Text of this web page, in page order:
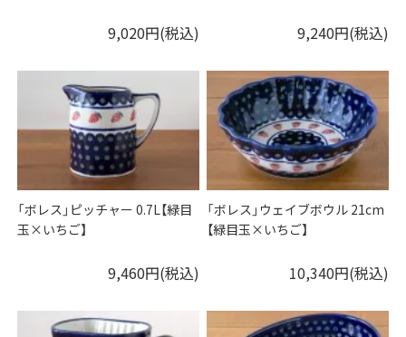
9,020円(税込) 9,240円(税込)
「ボレス」ピッチャー 0.7L【緑目
玉×いちご】
9,460円(税込)
「ボレス」ウェイブボウル 21cm
【緑目玉×いちご】
10,340円(税込)